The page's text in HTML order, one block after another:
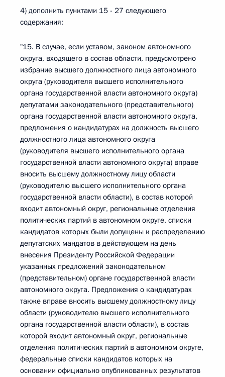
4) дополнить пунктами 15 - 27 следующего
содержания:
"15. В случае, если уставом, законом автономного
округа, входящего в состав области, предусмотрено
избрание высшего должностного лица автономного
округа (руководителя высшего исполнительного
органа государственной власти автономного округа)
депутатами законодательного (представительного)
органа государственной власти автономного округа,
предложения о кандидатурах на должность высшего
должностного лица автономного округа
(руководителя высшего исполнительного органа
государственной власти автономного округа) вправе
вносить высшему должностному лицу области
(руководителю высшего исполнительного органа
государственной власти области), в состав которой
входит автономный округ, региональные отделения
политических партий в автономном округе, списки
кандидатов которых были допущены к распределению
депутатских мандатов в действующем на день
внесения Президенту Российской Федерации
указанных предложений законодательном
(представительном) органе государственной власти
автономного округа. Предложения о кандидатурах
также вправе вносить высшему должностному лицу
области (руководителю высшего исполнительного
органа государственной власти области), в состав
которой входит автономный округ, региональные
отделения политических партий в автономном округе,
федеральные списки кандидатов которых на
основании официально опубликованных результатов